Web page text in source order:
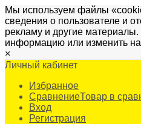
Мы используем файлы
сведения о пользователе и
рекламу и другие
информацию или изменить
×
Личный кабинет
Избранное
СравнениеТовар в
Вход
Регистрация